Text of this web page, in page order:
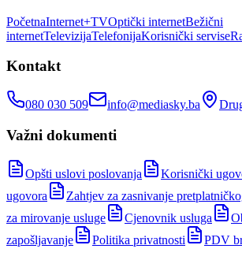
PočetnaInternet+TVOptički internetBežični
internetTelevizijaTelefonijaKorisnički servis
Kontakt
080 030 509 info@mediasky.ba
Važni dokumenti
Opšti uslovi poslovanja Korisnički
ugovora
Zahtjev za zasnivanje
za mirovanje usluge
Cjenovnik usluga
zapošljavanje
Politika privatnosti
PDV